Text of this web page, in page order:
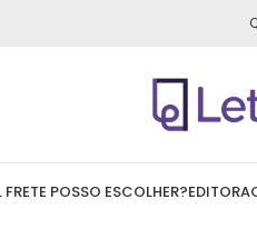
FRETE POSSO ESCOLHER?EDITORA